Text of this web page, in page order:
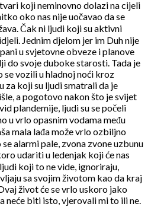
koji neminovno dolazi na cijeli
oko nas nije uočavao da se
Čak ni ljudi koji su aktivni
Jednim djelom jer im Duh nije
u svjetovne obveze i planove
do svoje duboke starosti. Tada je
se vozili u hladnoj noći kroz
koji su ljudi smatrali da je
a pogotovo nakon što je svijet
plandemije, ljudi su se počeli
u vrlo opasnim vodama među
mala lađa može vrlo ozbiljno
alarmi pale, zvona zvone uzbunu
udariti u ledenjak koji će nas
koji to ne vide, ignoriraju,
sa svojim životom kao da kraj
život će se vrlo uskoro jako
neće biti isto, vjerovali mi to ili ne.